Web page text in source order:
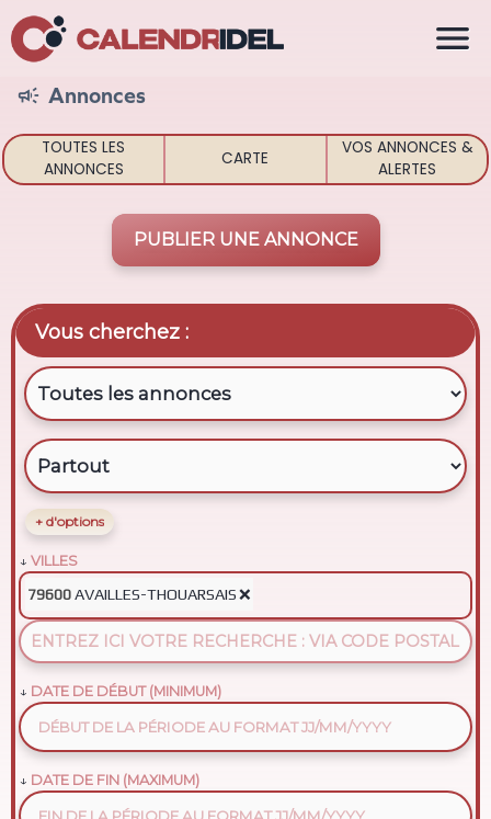
 Annonces
TOUTES LES
ANNONCES
CARTE
VOS ANNONCES &
ALERTES
PUBLIER UNE ANNONCE
Vous cherchez :
+ d'options
VILLES
79600 AVAILLES-THOUARSAIS❌
DATE DE DÉBUT (MINIMUM)
DATE DE FIN (MAXIMUM)
